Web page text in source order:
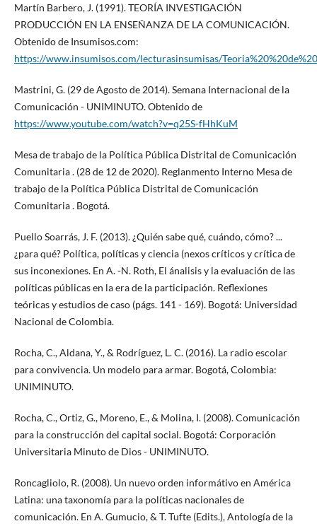
Martín Barbero, J. (1991). TEORÍA INVESTIGACIÓN
PRODUCCIÓN EN LA ENSEÑANZA DE LA COMUNICACIÓN.
Obtenido de Insumisos.com:
https://www.insumisos.com/lecturasinsumisas/
Mastrini, G. (29 de Agosto de 2014). Semana Internacional de la
Comunicación - UNIMINUTO. Obtenido de
https://www.youtube.com/watch?v=q25S-fHhKuM
Mesa de trabajo de la Política Pública Distrital de Comunicación
Comunitaria . (28 de 12 de 2020). Reglanmento Interno Mesa de
trabajo de la Política Pública Distrital de Comunicación
Comunitaria . Bogotá.
Puello Soarrás, J. F. (2013). ¿Quién sabe qué, cuándo, cómo? ...
¿para qué? Política, políticas y ciencia (nexos críticos y crítica de
sus inconexiones. En A. -N. Roth, El ánalisis y la evaluación de las
políticas públicas en la era de la participación. Reflexiones
teóricas y estudios de caso (págs. 141 - 169). Bogotá: Universidad
Nacional de Colombia.
Rocha, C., Aldana, Y., & Rodríguez, L. C. (2016). La radio escolar
para convivencia. Un modelo para armar. Bogotá, Colombia:
UNIMINUTO.
Rocha, C., Ortiz, G., Moreno, E., & Molina, I. (2008). Comunicación
para la construcción del capital social. Bogotá: Corporación
Universitaria Minuto de Dios - UNIMINUTO.
Roncagliolo, R. (2008). Un nuevo orden informátivo en América
Latina: una taxonomía para la políticas nacionales de
comunicación. En A. Gumucio, & T. Tufte (Edits.), Antología de la